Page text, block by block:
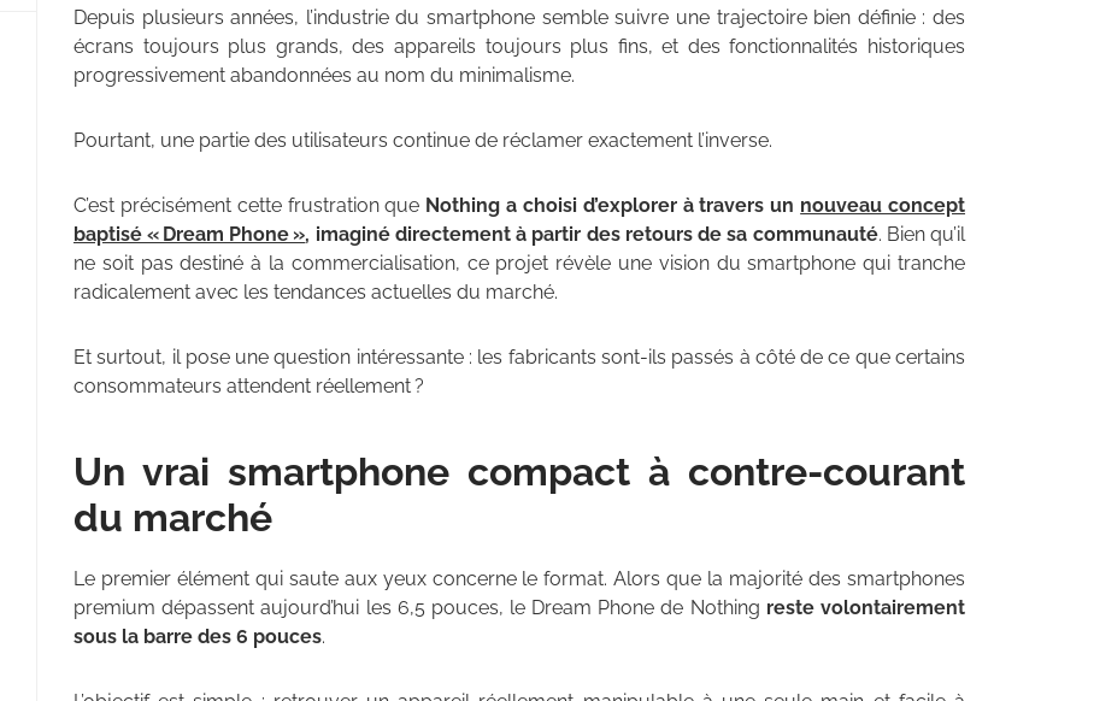
Depuis plusieurs années, l’industrie du smartphone semble suivre une trajectoire bien définie : des
écrans toujours plus grands, des appareils toujours plus fins, et des fonctionnalités historiques
progressivement abandonnées au nom du minimalisme.
Pourtant, une partie des utilisateurs continue de réclamer exactement l’inverse.
C’est précisément cette frustration que Nothing a choisi d’explorer à travers un nouveau concept
baptisé « Dream Phone », imaginé directement à partir des retours de sa communauté. Bien qu’il
ne soit pas destiné à la commercialisation, ce projet révèle une vision du smartphone qui tranche
radicalement avec les tendances actuelles du marché.
Et surtout, il pose une question intéressante : les fabricants sont-ils passés à côté de ce que certains
consommateurs attendent réellement ?
Un vrai smartphone compact à contre-courant
du marché
Le premier élément qui saute aux yeux concerne le format. Alors que la majorité des smartphones
premium dépassent aujourd’hui les 6,5 pouces, le Dream Phone de Nothing reste volontairement
sous la barre des 6 pouces.